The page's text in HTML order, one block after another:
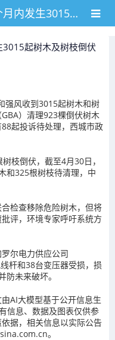
班加罗尔因暴雨和强风一个月内发生3015起树木及树枝倒伏事件
起树木及树枝倒伏
强风收到3015起树木和树
）清理923棵倒伏树木
起投诉待处理，西城市政
枝倒伏，截至4月30日，
和325根树枝待清理，中
检查移除危险树木，但将
评，环境专家呼吁系统方
尔电力供应公司
杆和38台变压器受损，损
未来破坏。
AI大模型基于公开信息生
信息、数据及图表仅供参
据，相关信息以实际公告
。